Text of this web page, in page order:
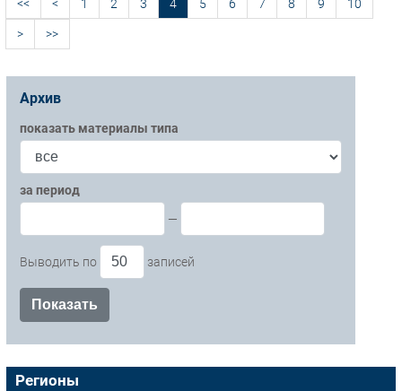
<< < 1 2 3 4 5 6 7 8 9 10
> >>
Архив
показать материалы типа
за период
—
Выводить по записей
Регионы